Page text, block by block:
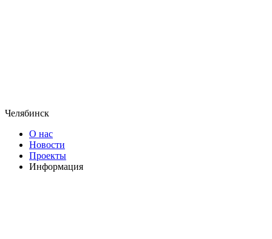
Челябинск
О нас
Новости
Проекты
Информация